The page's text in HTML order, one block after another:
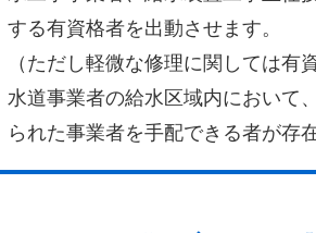
する有資格者を出動させます。
（ただし軽微な修理に関しては有
水道事業者の給水区域内において
られた事業者を手配できる者が存